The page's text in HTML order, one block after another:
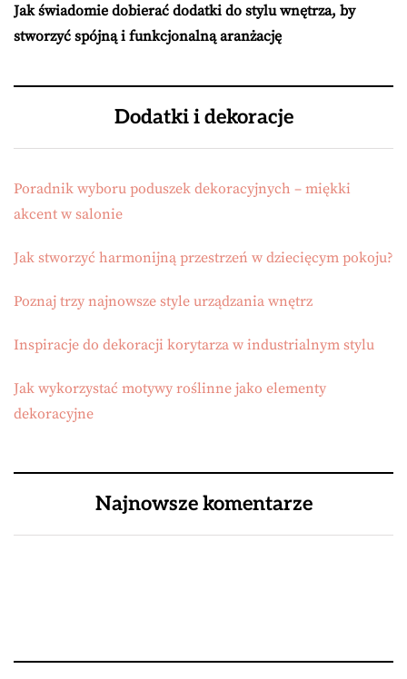
Jak świadomie dobierać dodatki do stylu wnętrza, by
stworzyć spójną i funkcjonalną aranżację
Dodatki i dekoracje
Poradnik wyboru poduszek dekoracyjnych – miękki
akcent w salonie
Jak stworzyć harmonijną przestrzeń w dziecięcym pokoju?
Poznaj trzy najnowsze style urządzania wnętrz
Inspiracje do dekoracji korytarza w industrialnym stylu
Jak wykorzystać motywy roślinne jako elementy
dekoracyjne
Najnowsze komentarze